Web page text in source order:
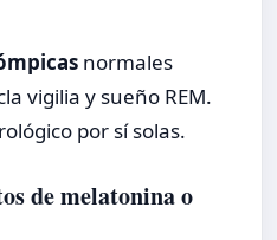
normales
vigilia y sueño REM.
por sí solas.
de melatonina o